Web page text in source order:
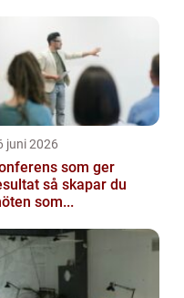
juni 2026
som ger
så skapar du
som...